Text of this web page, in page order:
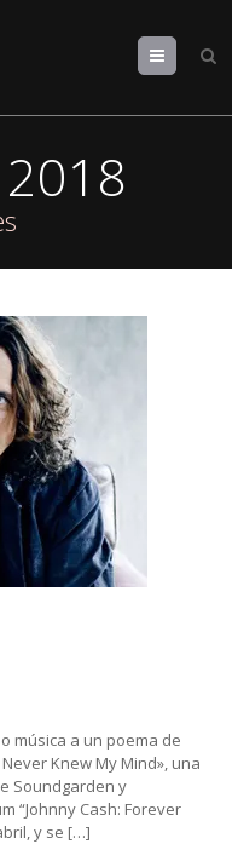
Menu
música a un poema de
Knew My Mind», una
Soundgarden y
“Johnny Cash: Forever
y se […]